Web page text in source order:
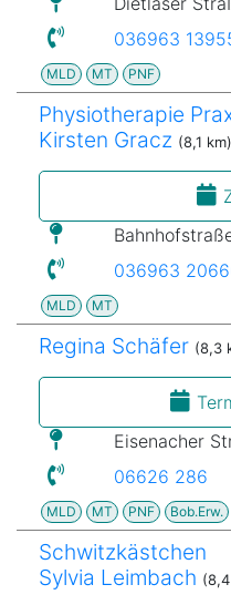
036963
MLD MT PNF
Physiotherapie
Kirsten Gracz (8,1 km)
036963
MLD MT
Regina Schäfer (8,3
Eisenacher
06626 286
MLD MT PNF Bob.Erw.
Schwitzkästchen
Sylvia Leimbach